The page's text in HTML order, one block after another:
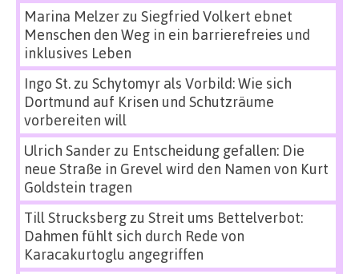
Marina Melzerzu Siegfried Volkert ebnet
Menschen den Weg in ein barrierefreies und
inklusives Leben
Ingo St.zu Schytomyr als Vorbild: Wie sich
Dortmund auf Krisen und Schutzräume
vorbereiten will
Ulrich Sanderzu Entscheidung gefallen: Die
neue Straße in Grevel wird den Namen von Kurt
Goldstein tragen
Till Strucksbergzu Streit ums Bettelverbot:
Dahmen fühlt sich durch Rede von
Karacakurtoglu angegriffen